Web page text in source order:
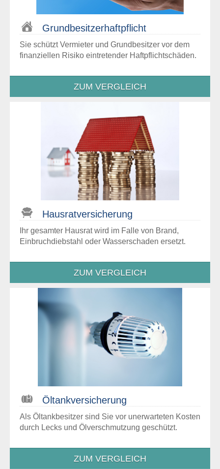
Grundbesitzer­haftpflicht
Sie schützt Vermieter und Grundbesitzer vor dem
finanziellen Risiko eintretender Haftpflichtschäden.
ZUM VERGLEICH
Hausrat­versicherung
Ihr gesamter Hausrat wird im Falle von Brand,
Einbruchdiebstahl oder Wasserschaden ersetzt.
ZUM VERGLEICH
Öltankversicherung
Als Öltankbesitzer sind Sie vor unerwarteten Kosten
durch Lecks und Ölverschmutzung geschützt.
ZUM VERGLEICH